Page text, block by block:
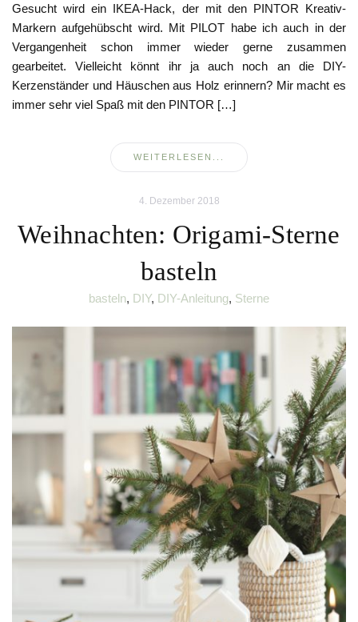
Gesucht wird ein IKEA-Hack, der mit den PINTOR Kreativ-
Markern aufgehübscht wird. Mit PILOT habe ich auch in der
Vergangenheit schon immer wieder gerne zusammen
gearbeitet. Vielleicht könnt ihr ja auch noch an die DIY-
Kerzenständer und Häuschen aus Holz erinnern? Mir macht es
immer sehr viel Spaß mit den PINTOR […]
WEITERLESEN...
4. Dezember 2018
Weihnachten: Origami-Sterne
basteln
basteln, DIY, DIY-Anleitung, Sterne